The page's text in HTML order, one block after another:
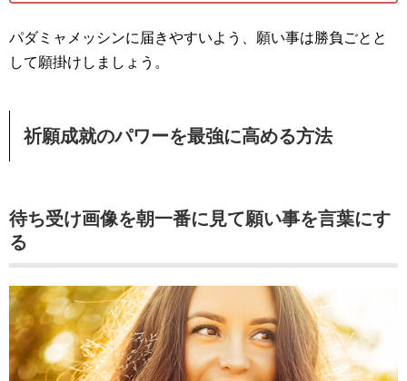
パダミャメッシンに届きやすいよう、願い事は勝負ごとと
して願掛けしましょう。
祈願成就のパワーを最強に高める方法
待ち受け画像を朝一番に見て願い事を言葉にす
る